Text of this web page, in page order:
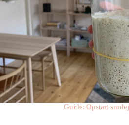
Guide: Opstart surdej